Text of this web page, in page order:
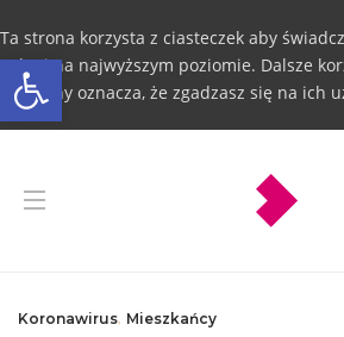
Otwórz pasek narzędzi
Ta strona korzysta z ciasteczek aby
usługi na najwyższym poziomie. Dalsze
ze strony oznacza, że zgadzasz się na ich
Koronawirus, Mieszkańcy